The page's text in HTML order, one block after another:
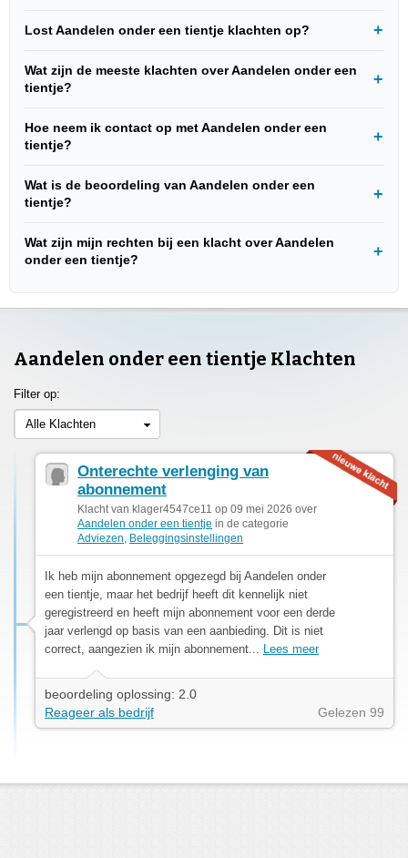
Lost Aandelen onder een tientje klachten op?
Wat zijn de meeste klachten over Aandelen onder een
tientje?
Hoe neem ik contact op met Aandelen onder een
tientje?
Wat is de beoordeling van Aandelen onder een
tientje?
Wat zijn mijn rechten bij een klacht over Aandelen
onder een tientje?
Aandelen onder een tientje Klachten
Filter op:
Alle Klachten
Onterechte verlenging van
abonnement
Klacht van klager4547ce11 op 09 mei 2026 over
Aandelen onder een tientje in de categorie
Adviezen Beleggingsinstellingen
Ik heb mijn abonnement opgezegd bij Aandelen onder
een tientje, maar het bedrijf heeft dit kennelijk niet
geregistreerd en heeft mijn abonnement voor een derde
jaar verlengd op basis van een aanbieding. Dit is niet
correct, aangezien ik mijn abonnement... Lees meer
beoordeling oplossing: 2.0
Reageer als bedrijf
Gelezen 99